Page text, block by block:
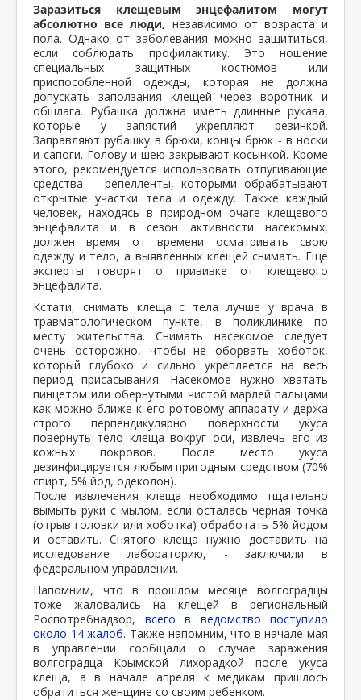
Заразиться клещевым энцефалитом могут
абсолютно все люди, независимо от возраста и
пола. Однако от заболевания можно защититься,
если соблюдать профилактику. Это ношение
специальных защитных костюмов или
приспособленной одежды, которая не должна
допускать заползания клещей через воротник и
обшлага. Рубашка должна иметь длинные рукава,
которые у запястий укрепляют резинкой.
Заправляют рубашку в брюки, концы брюк - в носки
и сапоги. Голову и шею закрывают косынкой. Кроме
этого, рекомендуется использовать отпугивающие
средства – репелленты, которыми обрабатывают
открытые участки тела и одежду. Также каждый
человек, находясь в природном очаге клещевого
энцефалита и в сезон активности насекомых,
должен время от времени осматривать свою
одежду и тело, а выявленных клещей снимать. Еще
эксперты говорят о прививке от клещевого
энцефалита.
Кстати, снимать клеща с тела лучше у врача в
травматологическом пункте, в поликлинике по
месту жительства. Снимать насекомое следует
очень осторожно, чтобы не оборвать хоботок,
который глубоко и сильно укрепляется на весь
период присасывания. Насекомое нужно хватать
пинцетом или обернутыми чистой марлей пальцами
как можно ближе к его ротовому аппарату и держа
строго перпендикулярно поверхности укуса
повернуть тело клеща вокруг оси, извлечь его из
кожных покровов. После место укуса
дезинфицируется любым пригодным средством (70%
спирт, 5% йод, одеколон).
После извлечения клеща необходимо тщательно
вымыть руки с мылом, если осталась черная точка
(отрыв головки или хоботка) обработать 5% йодом
и оставить. Снятого клеща нужно доставить на
исследование лабораторию, - заключили в
федеральном управлении.
Напомним, что в прошлом месяце волгоградцы
тоже жаловались на клещей в региональный
Роспотребнадзор, всего в ведомство поступило
около 14 жалоб. Также напомним, что в начале мая
в управлении сообщали о случае заражения
волгоградца Крымской лихорадкой после укуса
клеща, а в начале апреля к медикам пришлось
обратиться женщине со своим ребенком.